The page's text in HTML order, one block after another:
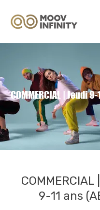
COMMERCIAL | Jeudi
9-11 ans